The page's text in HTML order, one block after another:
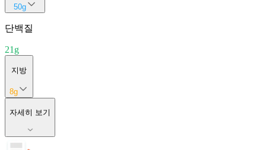
50g
단백질
21 g
지방
8g
자세히 보기